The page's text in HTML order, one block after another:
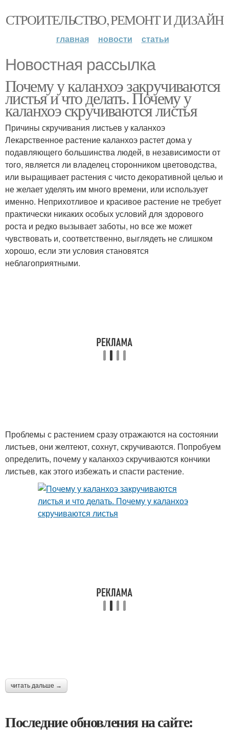
СТРОИТЕЛЬСТВО, РЕМОНТ И ДИЗАЙН
главная новости статьи
Новостная рассылка
Почему у каланхоэ закручиваются
листья и что делать. Почему у
каланхоэ скручиваются листья
Причины скручивания листьев у каланхоэ
Лекарственное растение каланхоэ растет дома у
подавляющего большинства людей, в независимости от
того, является ли владелец сторонником цветоводства,
или выращивает растения с чисто декоративной целью и
не желает уделять им много времени, или использует
именно. Неприхотливое и красивое растение не требует
практически никаких особых условий для здорового
роста и редко вызывает заботы, но все же может
чувствовать и, соответственно, выглядеть не слишком
хорошо, если эти условия становятся
неблагоприятными.
Проблемы с растением сразу отражаются на состоянии
листьев, они желтеют, сохнут, скручиваются. Попробуем
определить, почему у каланхоэ скручиваются кончики
листьев, как этого избежать и спасти растение.
читать дальше →
Последние обновления на сайте: